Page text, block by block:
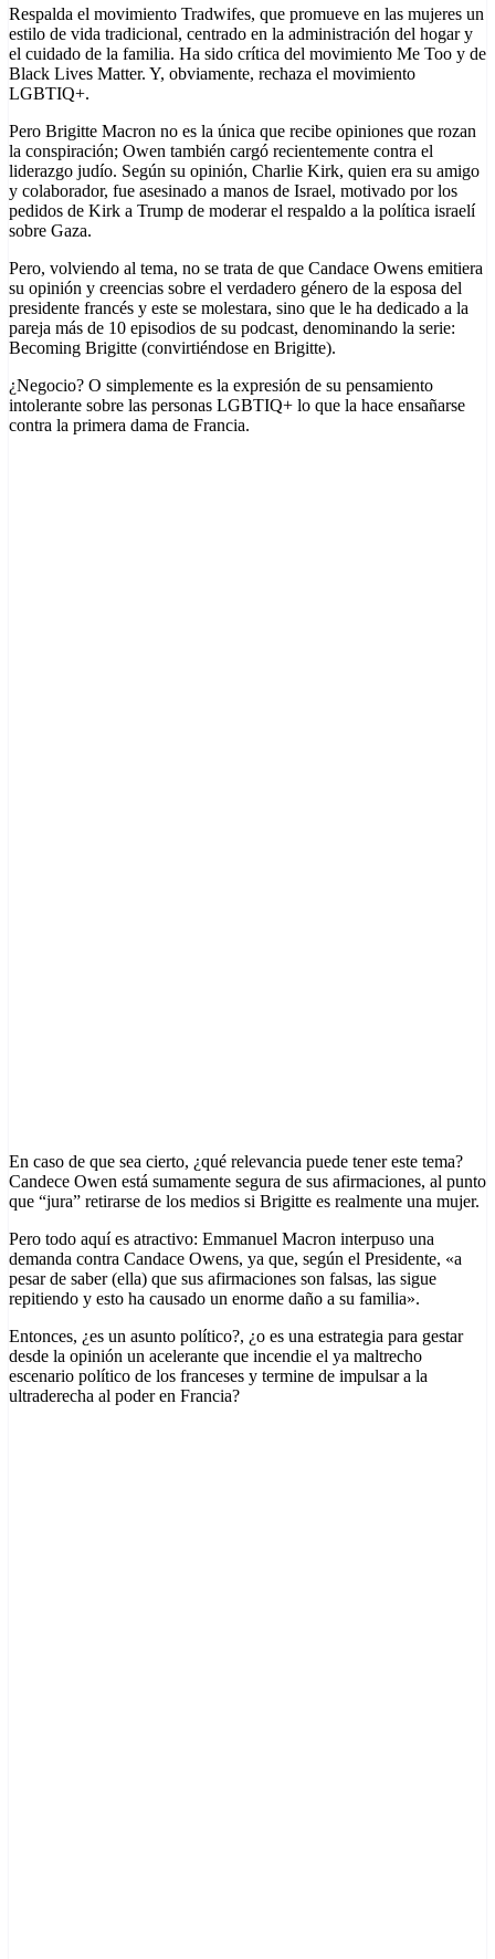
Respalda el movimiento Tradwifes, que promueve en las mujeres un
estilo de vida tradicional, centrado en la administración del hogar y
el cuidado de la familia. Ha sido crítica del movimiento Me Too y de
Black Lives Matter. Y, obviamente, rechaza el movimiento
LGBTIQ+.
Pero Brigitte Macron no es la única que recibe opiniones que rozan
la conspiración; Owen también cargó recientemente contra el
liderazgo judío. Según su opinión, Charlie Kirk, quien era su amigo
y colaborador, fue asesinado a manos de Israel, motivado por los
pedidos de Kirk a Trump de moderar el respaldo a la política israelí
sobre Gaza.
Pero, volviendo al tema, no se trata de que Candace Owens emitiera
su opinión y creencias sobre el verdadero género de la esposa del
presidente francés y este se molestara, sino que le ha dedicado a la
pareja más de 10 episodios de su podcast, denominando la serie:
Becoming Brigitte (convirtiéndose en Brigitte).
¿Negocio? O simplemente es la expresión de su pensamiento
intolerante sobre las personas LGBTIQ+ lo que la hace ensañarse
contra la primera dama de Francia.
En caso de que sea cierto, ¿qué relevancia puede tener este tema?
Candece Owen está sumamente segura de sus afirmaciones, al punto
que “jura” retirarse de los medios si Brigitte es realmente una mujer.
Pero todo aquí es atractivo: Emmanuel Macron interpuso una
demanda contra Candace Owens, ya que, según el Presidente, «a
pesar de saber (ella) que sus afirmaciones son falsas, las sigue
repitiendo y esto ha causado un enorme daño a su familia».
Entonces, ¿es un asunto político?, ¿o es una estrategia para gestar
desde la opinión un acelerante que incendie el ya maltrecho
escenario político de los franceses y termine de impulsar a la
ultraderecha al poder en Francia?